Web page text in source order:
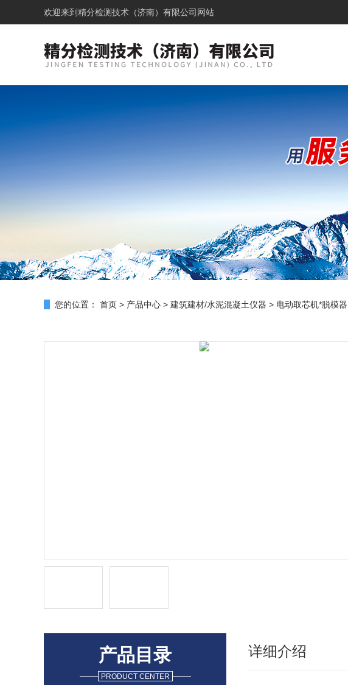
欢迎来到 精分检测技术（济南）有限公司网站
您的位置： 首页 > 产品中心 > 建筑建材/水泥混凝土仪器 > 电动取芯机*脱模器
产品目录
PRODUCT CENTER
详细介绍